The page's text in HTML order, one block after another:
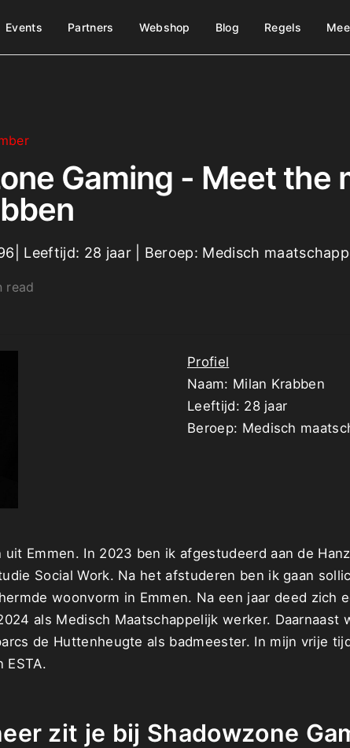
Events Partners Webshop Blog Regels
Gaming - Meet the
Leeftijd: 28 jaar | Beroep: Medisch
read
Profiel
Naam: Milan Krabben
Leeftijd: 28 jaar
Beroep: Medisch
uit Emmen. In 2023 ben ik afgestudeerd aan de
Social Work. Na het afstuderen ben ik gaan
woonvorm in Emmen. Na een jaar deed zich
als Medisch Maatschappelijk werker. Daarnaast
de Huttenheugte als badmeester. In mijn vrije
ESTA.
zit je bij Shadowzone